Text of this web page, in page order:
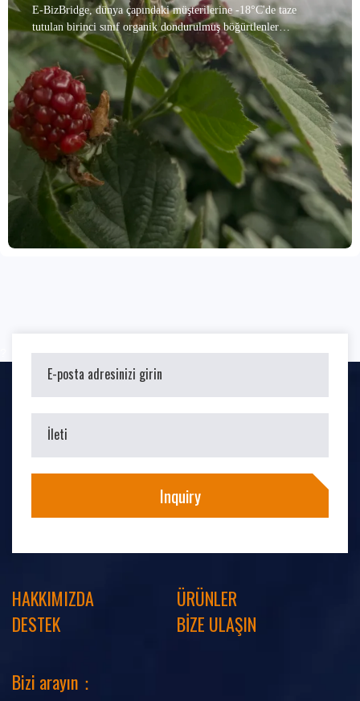
E-BizBridge, dünya çapındaki müşterilerine -18°C'de taze
tutulan birinci sınıf organik dondurulmuş böğürtlenler
sunmaktadır. Bu böğürtlenler, birinci sınıf yetiştirme
alanlarından tedarik edilmekte ve her meyve, %95'i aşan bir
meyve bütünlüğü oranıyla sonuçlanan üç aşamalı titiz bir manuel
elemeden geçirilerek dolgun ve bütün meyveler elde
edilmektedir. Gelişmiş hızlı dondurma teknolojisi, böğürtlenlerin
doğal lezzetini, rengini ve besin değerlerini en üst düzeyde
korur. E-BizBridge, HACCP, KOSHER, ISO 22000 ve Helal
gibi uluslararası sertifikalara sahip olup güvenilir kaliteyi garanti
etmektedir. Sağlıklı yaşamı önceliklendiren Avrupa ve Amerika
pazarlarından, doğal içeriklere değer veren Asya pazarına kadar,
bu dondurulmuş böğürtlenler yüksek kaliteli içeriklere olan
talebi karşılamaktadır. Ayrıca esnek, özelleştirilmiş paketleme
hizmetleri, kapsamlı ürün tanıtım desteği ve hızlı kalite yanıtı
HAKKIMIZDA
ÜRÜNLER
DESTEK
BİZE ULAŞIN
Bizi arayın：